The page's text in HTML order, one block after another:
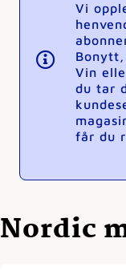
Vi
Vin
du tar
får du
Nordic